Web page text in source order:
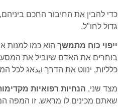
כדי להבין את החיבור החכם ביניהם,
גדול לחו"ל.
ייפוי כוח מתמשך הוא כמו למנות
בוחרים את האדם שיוביל את המסע
כלליות, ינווט את הדרך וيدאג לכל
מצד שני, הנחיות רפואיות
שאתם מכינים לו מראש. זו המפה